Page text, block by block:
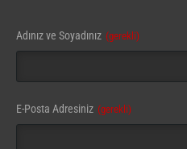
Adınız ve Soyadınız (gerekli)
E-Posta Adresiniz (gerekli)